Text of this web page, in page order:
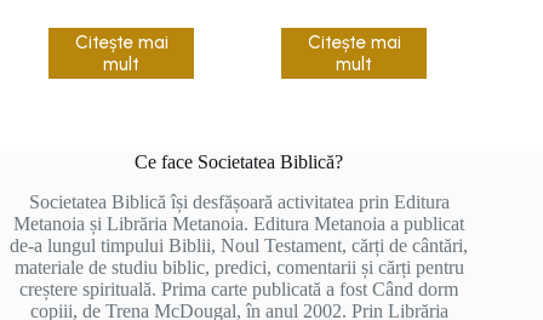
Citește mai
mult
Citește mai
mult
Ce face Societatea Biblică?
Societatea Biblică își desfășoară activitatea prin Editura
Metanoia și Librăria Metanoia. Editura Metanoia a publicat
de-a lungul timpului Biblii, Noul Testament, cărți de cântări,
materiale de studiu biblic, predici, comentarii și cărți pentru
creștere spirituală. Prima carte publicată a fost Când dorm
copiii, de Trena McDougal, în anul 2002. Prin Librăria